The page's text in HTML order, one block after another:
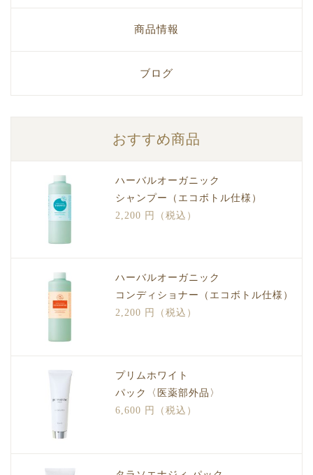
商品情報
ブログ
おすすめ商品
ハーバルオーガニック
シャンプー（エコボトル仕様）
2,200 円（税込）
ハーバルオーガニック
コンディショナー（エコボトル仕様）
2,200 円（税込）
プリムホワイト
パック〈医薬部外品〉
6,600 円（税込）